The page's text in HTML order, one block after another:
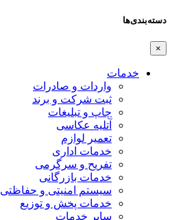
دسته‌بندی‌ها
×
خدمات
واردات و صادرات
ثبت شرکت و برند
چاپ و تبلیغات
آتلیه عکاسی
تعمیر لوازم
خدمات اداری
تفریح و سرگرمی
خدمات بازرگانی
سیستم امنیتی و حفاظتی
خدمات پخش و توزیع
سایر خدمات